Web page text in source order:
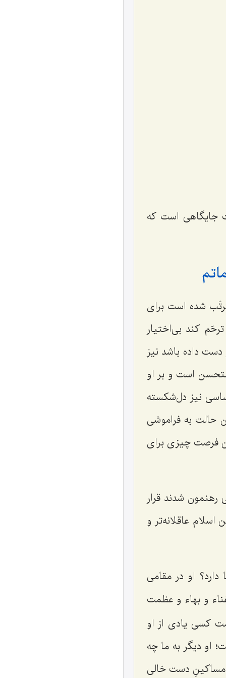
جایگاهی است که
شده است برای
کند بی‌اختیار
داده باشد نیز
است و بر او
نیز دل‌شکسته
حالت به فراموشی
فرصت چیزی برای
رهنمون شدند قرار
عاقلانه‌تر و
او در مقامی
و بهاء و عظمت
کسی یادی از او
او دیگر به ما چه
مساکینِ دست خالی